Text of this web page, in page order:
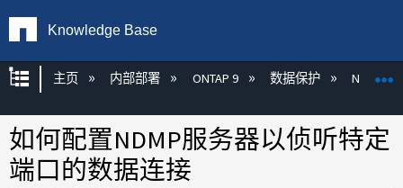
Knowledge Base
扩展/隐缩全局层次
主页 内部部署 ONTAP 9 数据保护 NDMP
如何配置NDMP服务器以侦听特定
端口的数据连接